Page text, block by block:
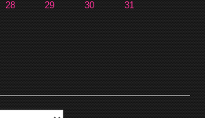
28 29 30 31